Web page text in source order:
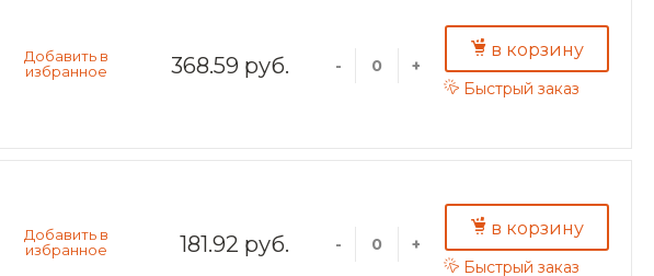
368.59 руб. - +
в корзину
Быстрый заказ
181.92 руб. - +
в корзину
Быстрый заказ